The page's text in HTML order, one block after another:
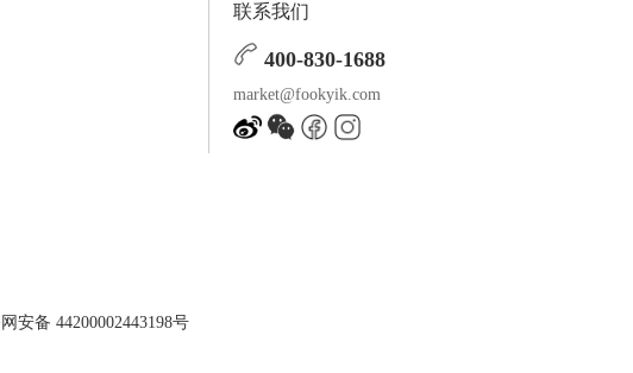
联系我们
400-830-1688
market@fookyik.com
安备 44200002443198号